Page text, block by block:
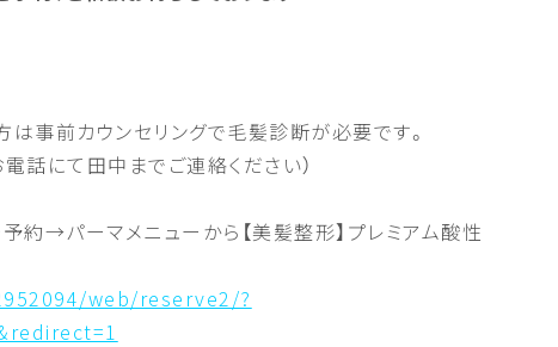
事前カウンセリングで毛髪診断が必要です。
話にて田中までご連絡ください）
約→パーマメニューから【美髪整形】プレミアム酸性
web/reserve2/?